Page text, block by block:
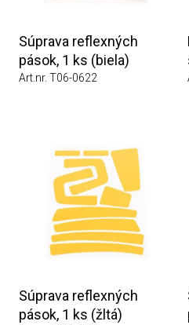
Súprava reflexných
pások, 1 ks (biela)
Art.nr. T06-0622
Súprava reflexných
pások, 1 ks (žltá)